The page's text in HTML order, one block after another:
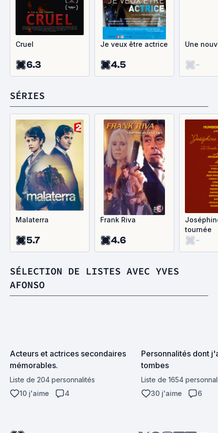
Cruel
6.3
Je veux être actrice
4.5
Une
-
SÉRIES
Malaterra
5.7
Frank Riva
4.6
tournée
-
SÉLECTION DE LISTES AVEC YVES
AFONSO
Acteurs et actrices secondaires
mémorables.
Liste de 204 personnalités
10 j'aime
4
Personnalités dont
tombes
Liste de 1654
30 j'aime
6